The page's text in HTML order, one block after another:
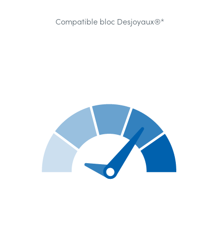
Compatible bloc Desjoyaux®*